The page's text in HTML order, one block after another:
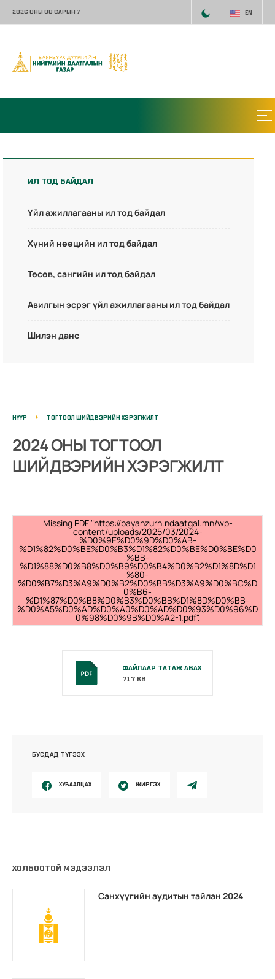
2026 ОНЫ 08 САРЫН 7 EN
ИЛ ТОД БАЙДАЛ
Үйл ажиллагааны ил тод байдал
Хүний нөөцийн ил тод байдал
Төсөв, сангийн ил тод байдал
Авилгын эсрэг үйл ажиллагааны ил тод байдал
Шилэн данс
НҮҮР ТОГТООЛ ШИЙДВЭРИЙН ХЭРЭГЖИЛТ
2024 ОНЫ ТОГТООЛ
ШИЙДВЭРИЙН ХЭРЭГЖИЛТ
Missing PDF "https://bayanzurh.ndaatgal.mn/wp-
content/uploads/2025/03/2024-
%D0%9E%D0%9D%D0%AB-
%D1%82%D0%BE%D0%B3%D1%82%D0%BE%D0%BE%D0
%BB-
%D1%88%D0%B8%D0%B9%D0%B4%D0%B2%D1%8D%D1
%80-
%D0%B7%D3%A9%D0%B2%D0%BB%D3%A9%D0%BC%D
0%B6-
%D1%87%D0%B8%D0%B3%D0%BB%D1%8D%D0%BB-
%D0%A5%D0%AD%D0%A0%D0%AD%D0%93%D0%96%D
0%98%D0%9B%D0%A2-1.pdf".
ФАЙЛААР ТАТАЖ АВАХ
717 KB
БУСДАД ТҮГЭЭХ
ХУВААЛЦАХ ЖИРГЭХ
ХОЛБООТОЙ МЭДЭЭЛЭЛ
Санхүүгийн аудитын тайлан 2024